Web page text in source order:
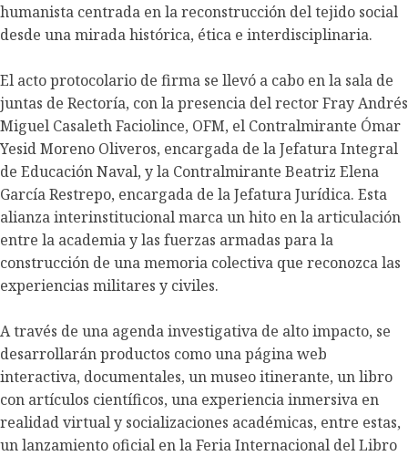
humanista centrada en la reconstrucción del tejido social
desde una mirada histórica, ética e interdisciplinaria.
El acto protocolario de firma se llevó a cabo en la sala de
juntas de Rectoría, con la presencia del rector Fray Andrés
Miguel Casaleth Faciolince, OFM, el Contralmirante Ómar
Yesid Moreno Oliveros, encargada de la Jefatura Integral
de Educación Naval, y la Contralmirante Beatriz Elena
García Restrepo, encargada de la Jefatura Jurídica. Esta
alianza interinstitucional marca un hito en la articulación
entre la academia y las fuerzas armadas para la
construcción de una memoria colectiva que reconozca las
experiencias militares y civiles.
A través de una agenda investigativa de alto impacto, se
desarrollarán productos como una página web
interactiva, documentales, un museo itinerante, un libro
con artículos científicos, una experiencia inmersiva en
realidad virtual y socializaciones académicas, entre estas,
un lanzamiento oficial en la Feria Internacional del Libro